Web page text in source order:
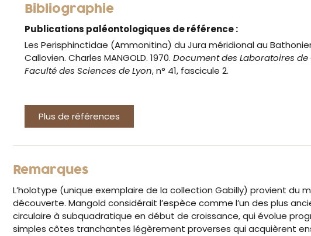
Bibliographie
Publications paléontologiques de référence :
Les Perisphinctidae (Ammonitina) du Jura méridional au
Callovien. Charles MANGOLD. 1970. Document des Laboratoires
Faculté des Sciences de Lyon, n° 41, fascicule 2.
Plus de références
Remarques
L’holotype (unique exemplaire de la collection Gabilly) provient
découverte. Mangold considérait l’espèce comme l’un des plus
circulaire à subquadratique en début de croissance, qui évolue
simples côtes tranchantes légèrement proverses qui acquièrent